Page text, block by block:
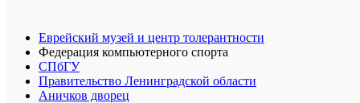
Еврейский музей и центр толерантности
Федерация компьютерного спорта
СПбГУ
Правительство Ленинградской области
Аничков дворец